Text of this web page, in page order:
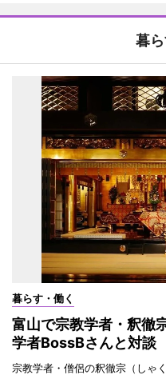
暮
暮らす・働く
富山で宗教学者・釈
学者BossBさんと対談
宗教学者・僧侶の釈徹宗（しゃ